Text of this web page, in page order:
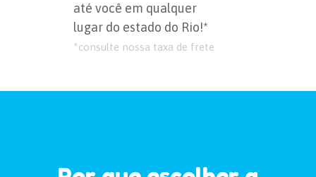
até você em qualquer
lugar do estado do Rio!*
*consulte nossa taxa de frete